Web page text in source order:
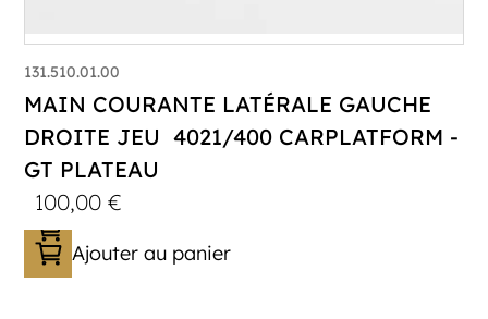
131.510.01.00
MAIN COURANTE LATÉRALE GAUCHE
DROITE JEU 4021/400 CARPLATFORM -
GT PLATEAU
100,00€
Ajouter au panier